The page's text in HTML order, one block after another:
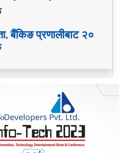
बैंकिङ प्रणालीबाट २०